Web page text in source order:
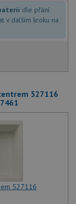
dle přání
v dalším kroku na
527116
527116